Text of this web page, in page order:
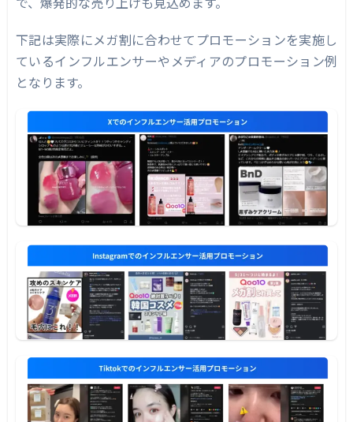
下記は実際にメガ割に合わせてプロモーションを実施し
ているインフルエンサーやメディアのプロモーション例
となります。